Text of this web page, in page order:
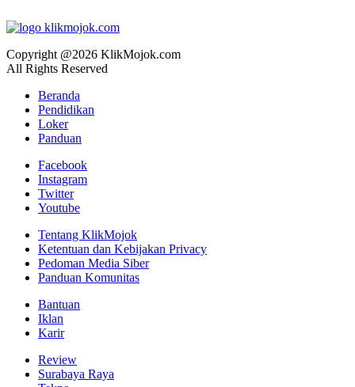
Copyright @2026 KlikMojok.com
All Rights Reserved
Beranda
Pendidikan
Loker
Panduan
Facebook
Instagram
Twitter
Youtube
Tentang KlikMojok
Ketentuan dan Kebijakan Privacy
Pedoman Media Siber
Panduan Komunitas
Bantuan
Iklan
Karir
Review
Surabaya Raya